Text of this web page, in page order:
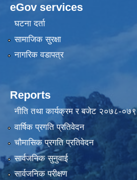
eGov services
घटना दर्ता
सामाजिक सुरक्षा
नागरिक वडापत्र
Reports
नीति तथा कार्यक्रम र बजेट २०७८-०७९
वार्षिक प्रगति प्रतिवेदन
चौमासिक प्रगति प्रतिवेदन
सार्वजनिक सुनुवाई
सार्वजनिक परीक्षण